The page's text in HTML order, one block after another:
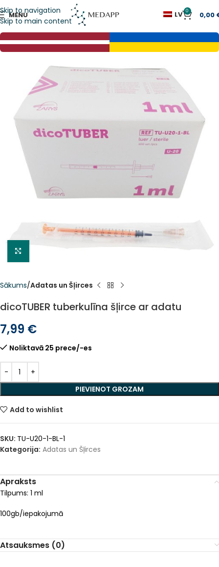
Skip to navigation
Skip to main content
MENU LV 0 0,00
Sākums Adatas un Šļirces
dicoTUBER tuberkulīna šļirce ar adatu
7,99 €
Noliktavā 25 prece/-es
PIEVIENOT GROZAM
Alternative:
Add to wishlist
SKU: TU-U20-1-BL-1
Kategorija: Adatas un Šļirces
Apraksts
Tilpums: 1 ml
100gb/iepakojumā
Atsauksmes (0)